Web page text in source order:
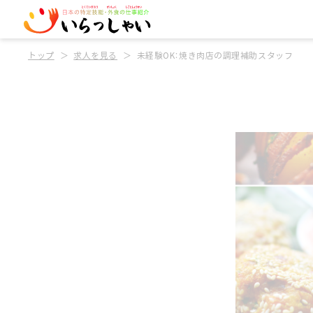
トップ 求人を見る 未経験OK：焼き肉店の調理補助スタッフ